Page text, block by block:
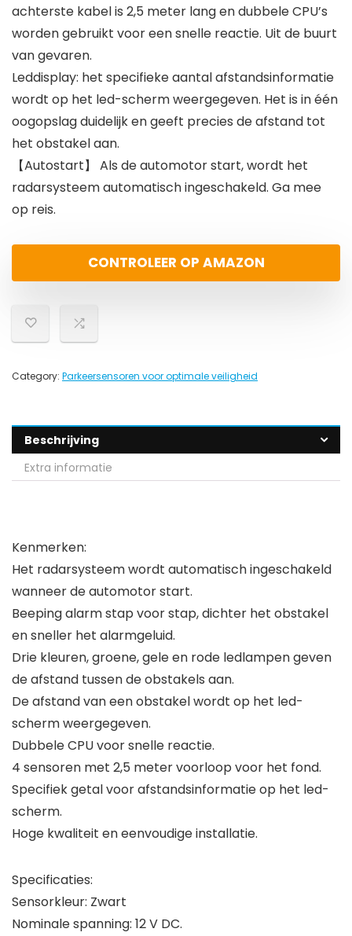
achterste kabel is 2,5 meter lang en dubbele CPU’s
worden gebruikt voor een snelle reactie. Uit de buurt
van gevaren.
Leddisplay: het specifieke aantal afstandsinformatie
wordt op het led-scherm weergegeven. Het is in één
oogopslag duidelijk en geeft precies de afstand tot
het obstakel aan.
【Autostart】 Als de automotor start, wordt het
radarsysteem automatisch ingeschakeld. Ga mee
op reis.
CONTROLEER OP AMAZON
Category: Parkeersensoren voor optimale veiligheid
Beschrijving
Extra informatie
Kenmerken:
Het radarsysteem wordt automatisch ingeschakeld
wanneer de automotor start.
Beeping alarm stap voor stap, dichter het obstakel
en sneller het alarmgeluid.
Drie kleuren, groene, gele en rode ledlampen geven
de afstand tussen de obstakels aan.
De afstand van een obstakel wordt op het led-
scherm weergegeven.
Dubbele CPU voor snelle reactie.
4 sensoren met 2,5 meter voorloop voor het fond.
Specifiek getal voor afstandsinformatie op het led-
scherm.
Hoge kwaliteit en eenvoudige installatie.
Specificaties:
Sensorkleur: Zwart
Nominale spanning: 12 V DC.